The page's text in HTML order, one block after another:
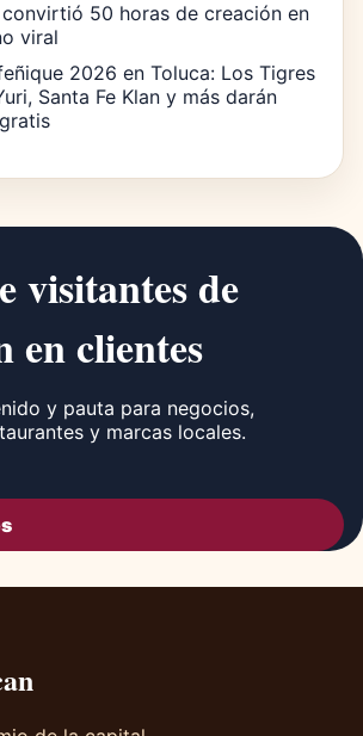
50 horas de creación en
viral
2026 en Toluca: Los Tigres
Santa Fe Klan y más darán
visitantes de
en clientes
y pauta para negocios,
y marcas locales.